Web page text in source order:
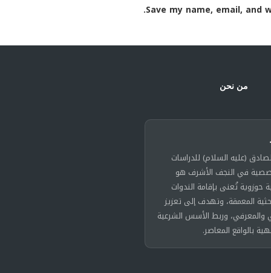
Save my name, email,
من نحن
(عليه السلام) للدراسات
في النجف الأشرف هو
تُعنى بإقامة الندوات
المعمقة، وتهدف إلى تعزيز
والمعرفي، وربط الأسس الشرعية
بالواقع المعاصر.